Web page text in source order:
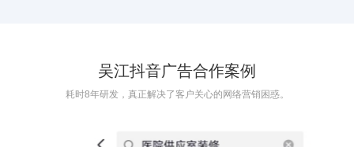
吴江抖音广告合作案例
耗时8年研发，真正解决了客户关心的网络营销困惑。